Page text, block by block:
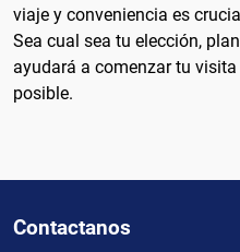
viaje y conveniencia es
Sea cual sea tu elección,
ayudará a comenzar tu
posible.
Contactanos